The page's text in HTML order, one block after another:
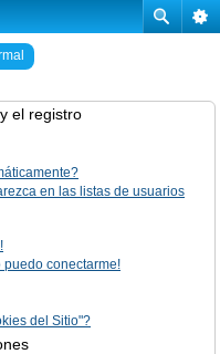
el registro
en las listas de usuarios
puedo conectarme!
del Sitio"?